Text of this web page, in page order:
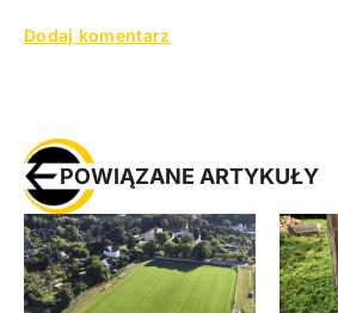
POWIĄZANE ARTYKUŁY